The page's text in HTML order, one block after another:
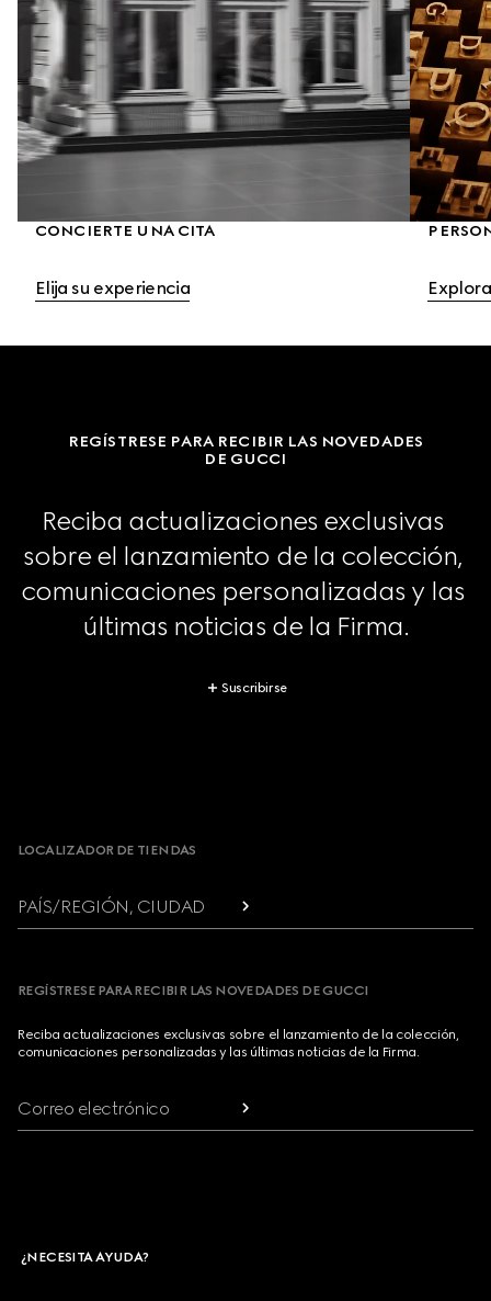
CONCIERTE UNA CITA
Elija su experiencia
REGÍSTRESE PARA RECIBIR LAS NOVEDADES
DE GUCCI
Reciba actualizaciones exclusivas
sobre el lanzamiento de la colección,
comunicaciones personalizadas y las
últimas noticias de la Firma.
Suscribirse
LOCALIZADOR DE TIENDAS
PAÍS/REGIÓN, CIUDAD
REGÍSTRESE PARA RECIBIR LAS NOVEDADES DE GUCCI
Reciba actualizaciones exclusivas sobre el lanzamiento de la colección,
comunicaciones personalizadas y las últimas noticias de la Firma.
Correo electrónico
¿NECESITA AYUDA?